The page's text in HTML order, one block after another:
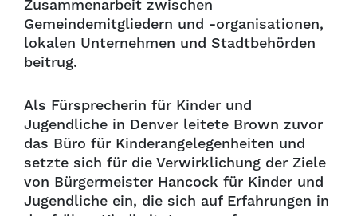
Zusammenarbeit zwischen
Gemeindemitgliedern und -organisationen,
lokalen Unternehmen und Stadtbehörden
beitrug.
Als Fürsprecherin für Kinder und
Jugendliche in Denver leitete Brown zuvor
das Büro für Kinderangelegenheiten und
setzte sich für die Verwirklichung der Ziele
von Bürgermeister Hancock für Kinder und
Jugendliche ein, die sich auf Erfahrungen in